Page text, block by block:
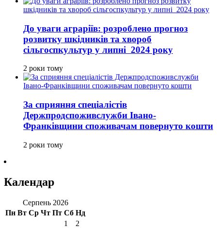
До уваги аграріїв: розроблено прогноз
розвитку шкідників та хвороб
сільгоспкультур у липні 2024 року
2 роки тому
За сприяння спеціалістів
Держпродспоживслужби Івано-
Франківщини споживачам повернуто кошти
2 роки тому
Календар
Серпень 2026
Пн Вт Ср Чт Пт Сб Нд
1
2